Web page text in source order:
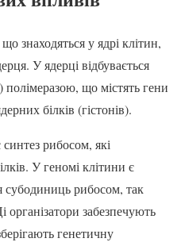
знаходяться у ядрі клітин,
У ядерці відбувається
що містять гени
білків (гістонів).
рибосом, які
У геномі клітини є
субодиниць рибосом, так
організатори забезпечують
генетичну